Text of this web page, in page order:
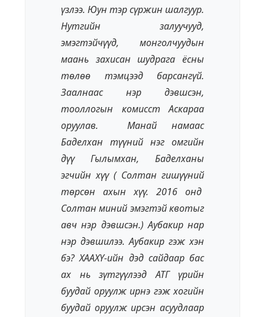
үзлээ. Юун тэр сүржин шалгуур.
Нутгийн залуучууд,
эмэгтэйчүүд, монголчуудын
маань захисан шудрага ёсны
төлөө тэмцээд барсангүй.
Заалнаас нэр дэвшсэн,
тооллогын комисст Аскараа
оруулав. Манай намаас
Бадeлхан түүний нэг омгийн
дүү Гылымхан, Бадeлханы
эгчийн хүү ( Солтан гишүүний
төрсөн ахын хүү. 2016 онд
Солтан миний эмэгтэй квотыг
авч нэр дэвшсэн.) Аубакир нар
нэр дэвшилээ. Аубакир гэж хэн
бэ? ХААХҮ-ийн дэд сайдаар бас
ах нь зүтгүүлээд АТГ үрийн
буудай оруулж ирнэ гэж хогийн
буудай оруулж ирсэн асуудлаар